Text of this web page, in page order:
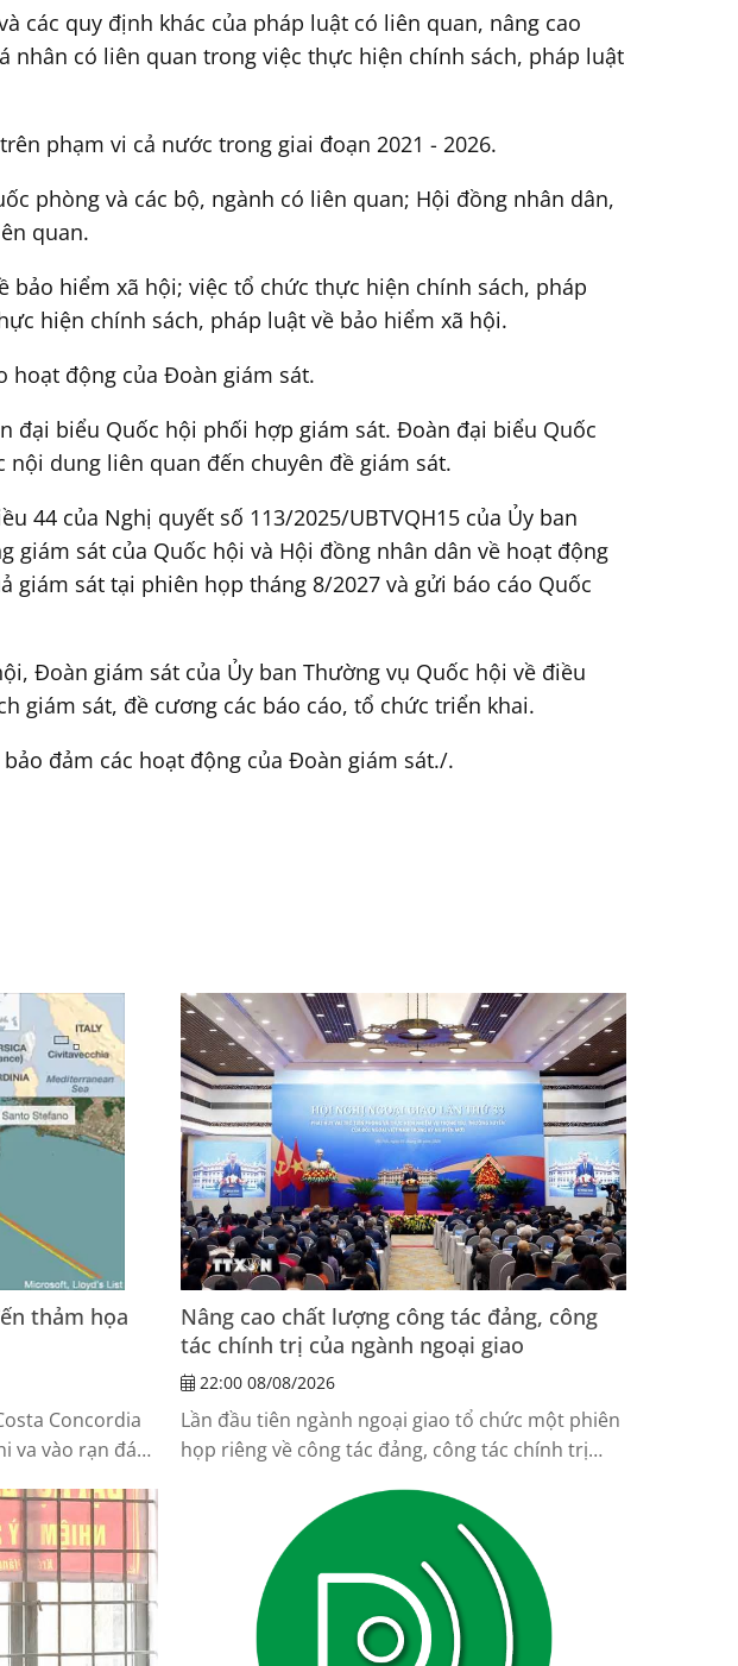
các quy định khác của pháp luật có liên quan, nâng cao
có liên quan trong việc thực hiện chính sách, pháp luật
phạm vi cả nước trong giai đoạn 2021 - 2026.
phòng và các bộ, ngành có liên quan; Hội đồng nhân dân,
quan.
hiểm xã hội; việc tổ chức thực hiện chính sách, pháp
hiện chính sách, pháp luật về bảo hiểm xã hội.
hoạt động của Đoàn giám sát.
đại biểu Quốc hội phối hợp giám sát. Đoàn đại biểu Quốc
dung liên quan đến chuyên đề giám sát.
44 của Nghị quyết số 113/2025/UBTVQH15 của Ủy ban
sát của Quốc hội và Hội đồng nhân dân về hoạt động
giám sát tại phiên họp tháng 8/2027 và gửi báo cáo Quốc
Đoàn giám sát của Ủy ban Thường vụ Quốc hội về điều
giám sát, đề cương các báo cáo, tổ chức triển khai.
đảm các hoạt động của Đoàn giám sát./.
thảm họa
Concordia
va vào rạn đá
sơ tán.
Nâng cao chất lượng công tác đảng, công
tác chính trị của ngành ngoại giao
22:00 08/08/2026
Lần đầu tiên ngành ngoại giao tổ chức một phiên
họp riêng về công tác đảng, công tác chính trị
quan tâm đặc biệt đối với nhiệm vụ xây dựng